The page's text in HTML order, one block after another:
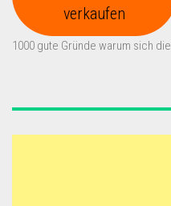
verkaufen
1000 gute Gründe warum sich